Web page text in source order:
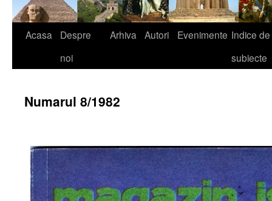
Acasa
Despre
noi
Arhiva Autori Evenimente Indice de
subiecte
Numarul 8/1982